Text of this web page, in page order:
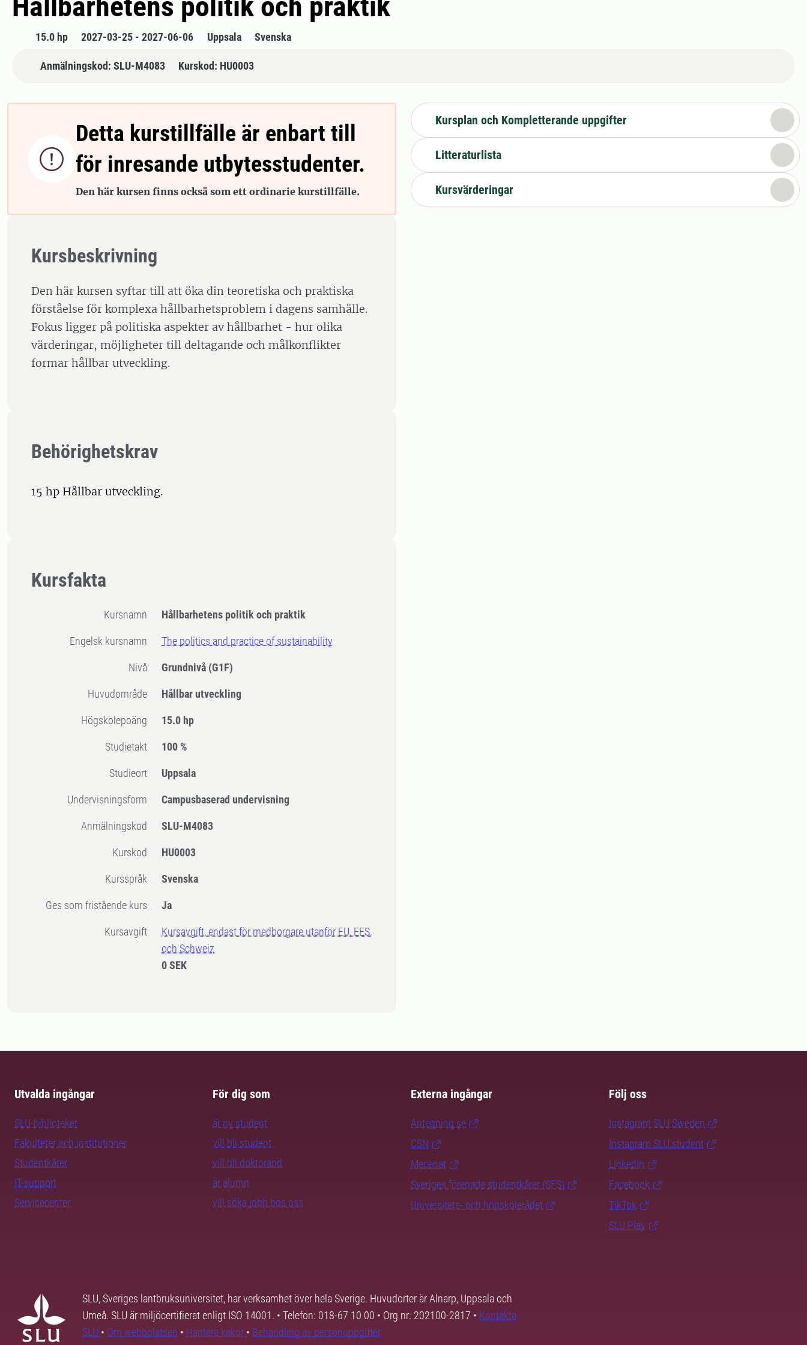
15.0 hp 2027-03-25 - 2027-06-06 Uppsala Svenska
Anmälningskod: SLU-M4083 Kurskod: HU0003

Detta kurstillfälle är enbart till
för inresande utbytesstudenter.
Den här kursen finns också som ett ordinarie kurstillfälle.
Kursbeskrivning
Den här kursen syftar till att öka din teoretiska och praktiska
förståelse för komplexa hållbarhetsproblem i dagens samhälle.
Fokus ligger på politiska aspekter av hållbarhet - hur olika
värderingar, möjligheter till deltagande och målkonflikter
formar hållbar utveckling.
Behörighetskrav
15 hp Hållbar utveckling.
Kursfakta
Kursnamn Hållbarhetens politik och praktik
Engelsk kursnamn The politics and practice of sustainability
Nivå Grundnivå (G1F)
Huvudområde Hållbar utveckling
högskolepoäng 15.0 hp
Studietakt 100 %
Studieort Uppsala
Undervisningsform Campusbaserad undervisning
Anmälningskod SLU-M4083
Kurskod HU0003
Kursspråk Svenska
Ges som fristående kurs Ja
Kursavgift
Kursavgift, endast för medborgare utanför EU, EES,
och Schweiz
0 SEK
Kursplan och Kompletterande uppgifter
Litteraturlista
Kursvärderingar
Utvalda ingångar
SLU-biblioteket
Fakulteter och institutioner
Studentkårer
IT-support
Servicecenter
För dig som
är ny student
vill bli student
vill bli doktorand
är alumn
vill söka jobb hos oss
Externa ingångar
Antagning.se
CSN
Mecenat
Sveriges förenade studentkårer (SFS)
Universitets- och högskolerådet
Följ oss
Instagram SLU.Sweden
Instagram SLU.student
LinkedIn
Facebook
TikTok
SLU Play
SLU, Sveriges lantbruksuniversitet, har verksamhet över hela Sverige. Huvudorter är Alnarp, Uppsala och
Umeå. SLU är miljöcertifierat enligt ISO 14001. • Telefon: 018-67 10 00 • Org nr: 202100-2817 • Kontakta
SLU • Om webbplatsen • Hantera kakor • Behandling av personuppgifter